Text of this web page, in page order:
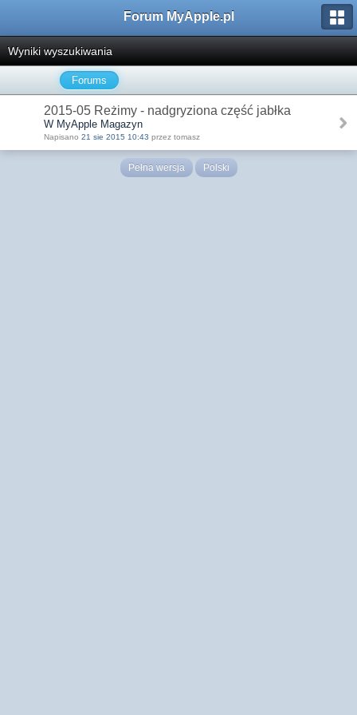
Forum MyApple.pl
Wyniki wyszukiwania
Forums
2015-05 Reżimy - nadgryziona część jabłka
W MyApple Magazyn
Napisano 21 sie 2015 10:43 przez tomasz
Pełna wersja Polski